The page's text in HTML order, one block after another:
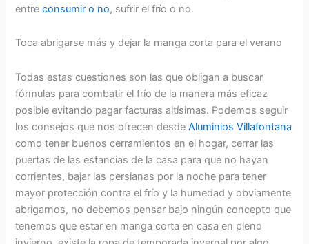
entreconsumir o no, sufrir el frío o no.
Toca abrigarse más y dejar la manga corta para el verano
Todas estas cuestiones son las que obligan a buscar
fórmulas para combatir el frío de la manera más eficaz
posible evitando pagar facturas altísimas. Podemos seguir
los consejos que nos ofrecen desdeAluminios Villafontana
como tener buenos cerramientos en el hogar, cerrar las
puertas de las estancias de la casa para que no hayan
corrientes, bajar las persianas por la noche para tener
mayor protección contra el frío y la humedad y obviamente
abrigarnos, no debemos pensar bajo ningún concepto que
tenemos que estar en manga corta en casa en pleno